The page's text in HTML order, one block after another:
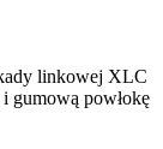
linkowej XLC
gumową powłokę